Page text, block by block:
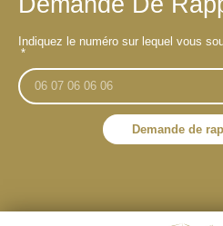
Indiquez le numéro sur lequel vous
Demande de